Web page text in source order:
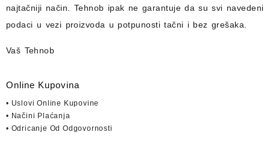
najtačniji način. Tehnob ipak ne garantuje da su svi navedeni
podaci u vezi proizvoda u potpunosti tačni i bez grešaka.
Vaš Tehnob
Online Kupovina
• Uslovi Online Kupovine
• Načini Plaćanja
• Odricanje Od Odgovornosti